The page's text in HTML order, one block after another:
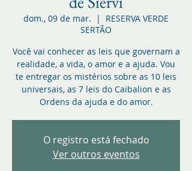
dom., 09 de mar.
  |
RESERVA VERDE
SERTÃO
Você vai conhecer as leis que governam a
realidade, a vida, o amor e a ajuda. Vou
te entregar os mistérios sobre as 10 leis
universais, as 7 leis do Caibalion e as
Ordens da ajuda e do amor.
O registro está fechado
Ver outros eventos